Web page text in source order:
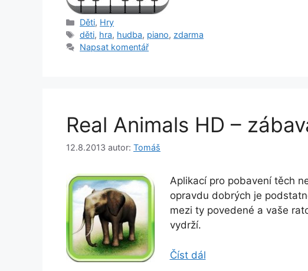
Rubriky
Děti, Hry
Štítky
děti, hra, hudba, piano, zdarma
Napsat komentář
Real Animals HD –
12.8.2013 autor: Tomáš
Aplikací pro pobavení těch
opravdu dobrých je
mezi ty povedené a vaše
vydrží.
Číst dál